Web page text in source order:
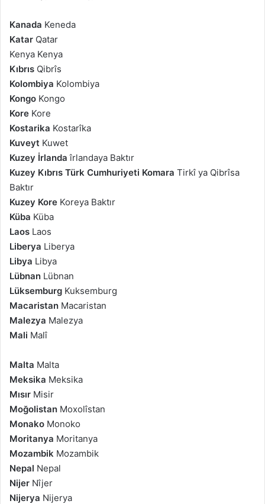
Kanada Keneda
Katar Qatar
Kenya Kenya
Kıbrıs Qibrîs
Kolombiya Kolombiya
Kongo Kongo
Kore Kore
Kostarika Kostarîka
Kuveyt Kuwet
Kuzey İrlanda îrlandaya Baktır
Kuzey Kıbrıs Türk Cumhuriyeti Komara Tirkî ya Qibrîsa
Baktır
Kuzey Kore Koreya Baktır
Küba Küba
Laos Laos
Liberya Liberya
Libya Libya
Lübnan Lübnan
Lüksemburg Kuksemburg
Macaristan Macaristan
Malezya Malezya
Mali Malî
Malta Malta
Meksika Meksika
Mısır Misir
Moğolistan Moxolîstan
Monako Monoko
Moritanya Moritanya
Mozambik Mozambik
Nepal Nepal
Nijer Nîjer
Nijerya Nijerya